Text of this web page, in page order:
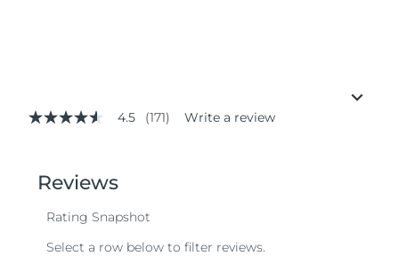
4.5
stars,
average
value.
171
4.5 (171) Write a review